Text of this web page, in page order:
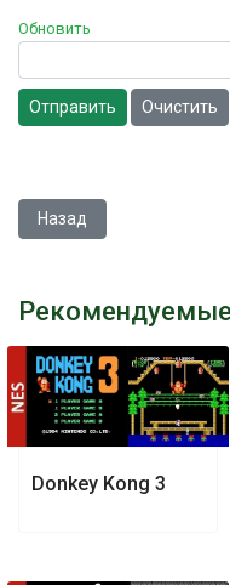
Обновить
Отправить Очистить
Предыдущий: Adventure
Назад
Рекомендуемые
Donkey Kong 3